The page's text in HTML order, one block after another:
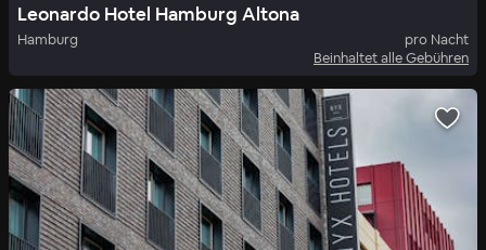
Leonardo Hotel Hamburg Altona
Hamburg
pro Nacht
Beinhaltet alle Gebühren